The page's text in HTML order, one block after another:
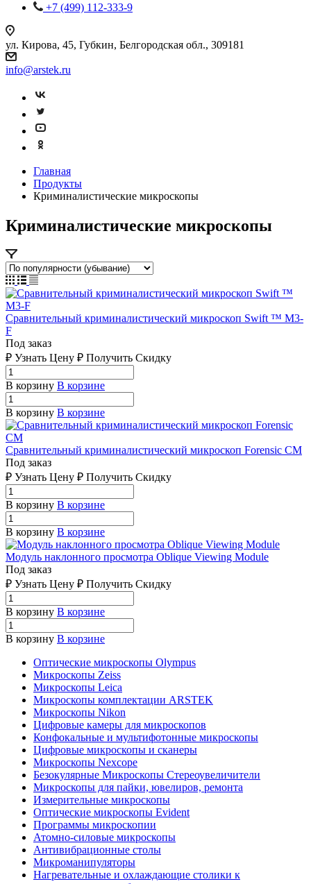
+7 (499) 112-333-9
ул. Кирова, 45, Губкин, Белгородская обл., 309181
info@arstek.ru
Главная
Продукты
Криминалистические микроскопы
Криминалистические микроскопы
Сравнительный криминалистический микроскоп Swift ™ M3-
F
Под заказ
₽ Узнать Цену ₽ Получить Скидку
В корзину В корзине
В корзину В корзине
Сравнительный криминалистический микроскоп Forensic CM
Под заказ
₽ Узнать Цену ₽ Получить Скидку
В корзину В корзине
В корзину В корзине
Модуль наклонного просмотра Oblique Viewing Module
Под заказ
₽ Узнать Цену ₽ Получить Скидку
В корзину В корзине
В корзину В корзине
Оптические микроскопы Olympus
Микроскопы Zeiss
Микроскопы Leica
Микроскопы комплектации ARSTEK
Микроскопы Nikon
Цифровые камеры для микроскопов
Конфокальные и мультифотонные микроскопы
Цифровые микроскопы и сканеры
Микроскопы Nexcope
Безокулярные Микроскопы Стереоувеличители
Микроскопы для пайки, ювелиров, ремонта
Измерительные микроскопы
Оптические микроскопы Evident
Программы микроскопии
Атомно-силовые микроскопы
Антивибрационные столы
Микроманипуляторы
Нагревательные и охлаждающие столики к